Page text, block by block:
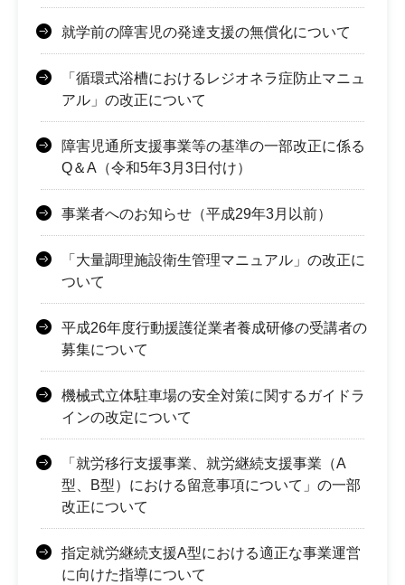
就学前の障害児の発達支援の無償化について
「循環式浴槽におけるレジオネラ症防止マニュ
アル」の改正について
障害児通所支援事業等の基準の一部改正に係る
Q＆A（令和5年3月3日付け）
事業者へのお知らせ（平成29年3月以前）
「大量調理施設衛生管理マニュアル」の改正に
ついて
平成26年度行動援護従業者養成研修の受講者の
募集について
機械式立体駐車場の安全対策に関するガイドラ
インの改定について
「就労移行支援事業、就労継続支援事業（A
型、B型）における留意事項について」の一部
改正について
指定就労継続支援A型における適正な事業運営
に向けた指導について